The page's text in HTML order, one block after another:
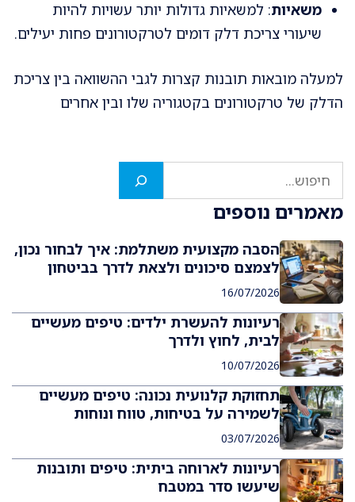
משאיות: למשאיות גדולות יותר עשויות להיות
שיעורי צריכת דלק דומים לטרקטורונים פחות יעילים.
למעלה מובאות תובנות קצרות לגבי ההשוואה בין צריכת
הדלק של טרקטורונים בקטגוריה שלו ובין אחרים
חיפוש
מאמרים נוספים
הסבה מקצועית משתלמת: איך לבחור נכון,
לצמצם סיכונים ולצאת לדרך בביטחון
16/07/2026
רעיונות להעשרת ילדים: טיפים מעשיים
לבית, לחוץ ולדרך
10/07/2026
תחזוקת קלנועית נכונה: טיפים מעשיים
לשמירה על בטיחות, טווח ונוחות
03/07/2026
רעיונות לארוחה ביתית: טיפים ותובנות
שיעשו סדר במטבח